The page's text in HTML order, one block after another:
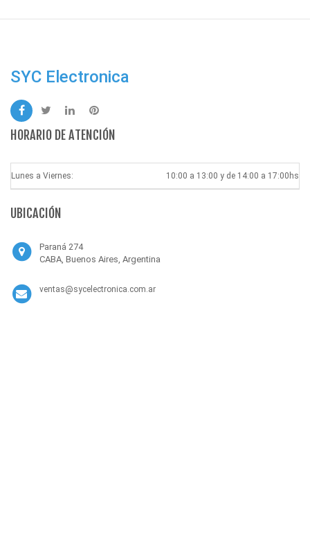
SYC Electronica
HORARIO DE ATENCIÓN
Lunes a Viernes: 10:00 a 13:00 y de 14:00 a 17:00hs
UBICACIÓN
Paraná 274
CABA, Buenos Aires, Argentina
ventas@sycelectronica.com.ar